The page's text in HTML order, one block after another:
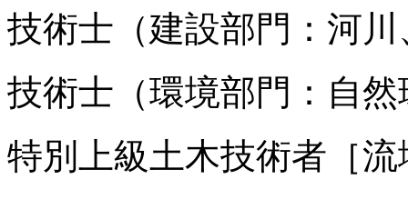
技術士（建設部門：河
技術士（環境部門：自
特別上級土木技術者［